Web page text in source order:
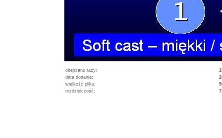
obejrzano razy:
data dodania:
wielkość pliku:
rozdzielczość: